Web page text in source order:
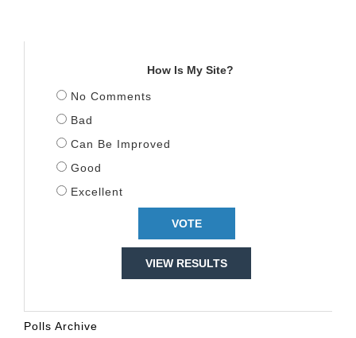
How Is My Site?
No Comments
Bad
Can Be Improved
Good
Excellent
VIEW RESULTS
Polls Archive